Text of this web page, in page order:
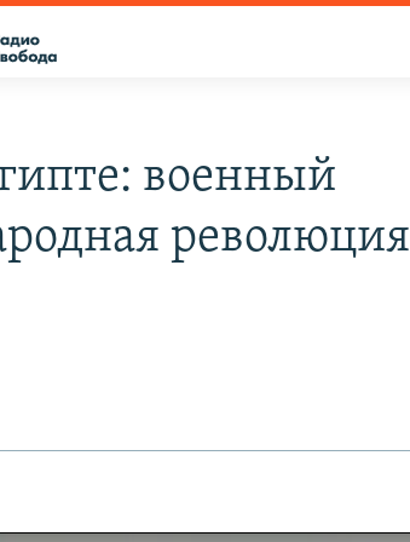
военный
революция